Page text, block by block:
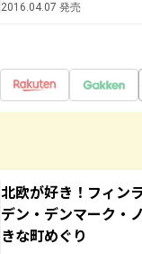
2016.04.07 発売
北欧が好き！フィン
デン・デンマーク・
きな町めぐり